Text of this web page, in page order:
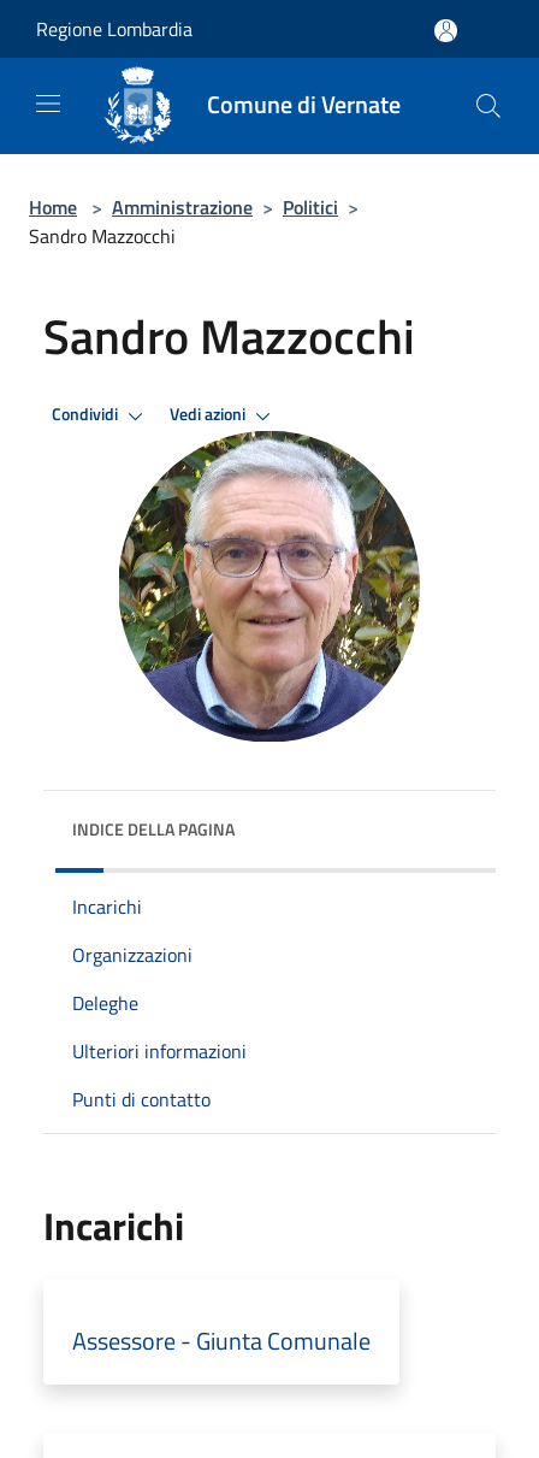
Regione Lombardia
Comune di Vernate
Home > Amministrazione > Politici >
Sandro Mazzocchi
Sandro Mazzocchi
Condividi Vedi azioni
INDICE DELLA PAGINA
Incarichi
Organizzazioni
Deleghe
Ulteriori informazioni
Punti di contatto
Incarichi
Assessore - Giunta Comunale